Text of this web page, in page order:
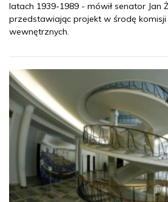
latach 1939-1989 - mówił senator Jan
przedstawiając projekt w środę
wewnętrznych.